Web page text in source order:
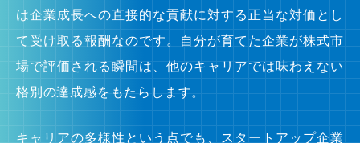
は企業成長への直接的な貢献に対する正当な対価とし
て受け取る報酬なのです。自分が育てた企業が株式市
場で評価される瞬間は、他のキャリアでは味わえない
格別の達成感をもたらします。
キャリアの多様性という点でも、スタートアップ企業